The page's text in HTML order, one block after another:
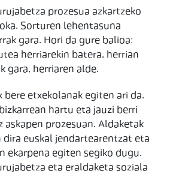
prozesua azkartzeko
Sorturen lehentasuna
gara. Hori da gure balioa:
herriarekin batera, herrian
gara, herriaren alde.
bere etxekolanak egiten ari da.
hartu eta jauzi berri
askapen prozesuan. Aldaketak
dira euskal jendartearentzat eta
ekarpena egiten segiko dugu.
eta eraldaketa soziala